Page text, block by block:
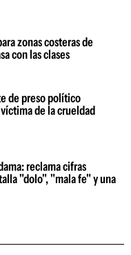
zonas costeras de
con las clases
de preso político
de la crueldad
reclama cifras
"dolo", "mala fe" y una